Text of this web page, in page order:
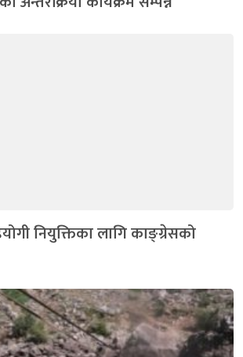
नियुक्तिका लागि काङ्ग्रेसको